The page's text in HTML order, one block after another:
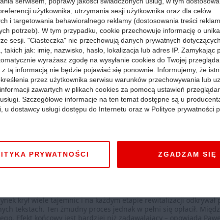
oryginalnym elementom architektury zachował swój
funkcji dodają budynkowi współczesnego charakteru. To
ogromną satysfakcję z efektu, który udało nam się
Dołożyliśmy wielu starań, aby Europejski zachwycał
Bez wątpienia jest to obiekt wyjątkowy – komentuje
Przede wszystkim dzięki odrestaurowanej
odkryto wewnątrz zachowane fragmenty
Między innymi odkryto oryginalne nisze, stalową konstrukcję
ze Stołecznym Konserwatorem Zabytków, a sam proces
krył wiele tajemnic i na każdym etapie rewitalizacji
tekstach. Ten żmudny proces jednak w pełni się opłacił.
Efekt końcowy jest bardziej niż zadawalający – opowiada
użytkownika, utrzymania sesji użytkownika oraz dla celów
i targetowania behawioralnego reklamy (dostosowania treści
potrzeb). W tym przypadku, cookie przechowuje informację o
sesji. "Ciasteczka" nie przechowują danych prywatnych dotyczących
takich jak: imię, nazwisko, hasło, lokalizacja lub adres IP. Zamykając
wyrażasz zgodę na wysyłanie cookies do Twojej
tą informacją nie będzie pojawiać się ponownie. Informujemy, że
przez użytkownika serwisu warunków przechowywania lub
zawartych w plikach cookies za pomocą ustawień
Szczegółowe informacje na ten temat dostępne są u
u dostawcy usługi dostępu do Internetu oraz w Polityce prywatności
PRYWATNOŚCI ZGADZAM SIĘ